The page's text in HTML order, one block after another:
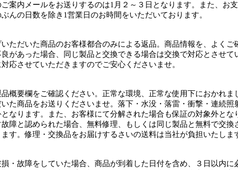
案内メールをお送りするのは1月２～３日となります。また、お
んの日数を除き1営業日のお時間をいただいております。
ただいた商品のお客様都合のみによる返品。商品情報を、よく
があった場合、同じ製品と交換できる場合は交換で対応とさせて
応させていただきますのでご安心くださいませ。
概要欄をご確認ください。正常な環境、正常な使用下におかれ
た商品をお送りくださいませ。落下・水没・落雷・衝撃・連続
なります。また、お客様にて分解された場合も保証の対象外とな
障と認められた場合、無料修理、もしくは同じ製品と無料で交
す。修理・交換品をお届けするさいの送料は当社が負担いたしま
・故障をしていた場合、商品が到着した日付を含め、３日以内